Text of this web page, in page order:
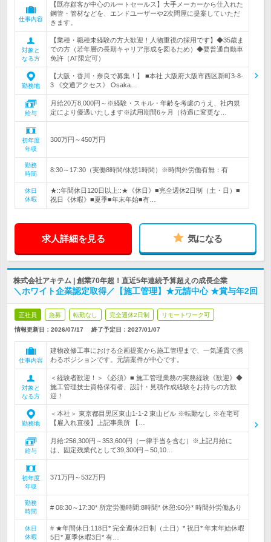
仕事内容
【既存顧客が中心のルートセールス】大手メーカーから仕入れた
鋼管・管材などを、エンドユーザーや2次問屋に提案していただ
きます。
対象と
なる方
【業種・職種未経験の方大歓迎！人物重視の採用です】◆35歳ま
での方（若年層の長期キャリア形成を図るため）◆要普通自動車
免許（AT限定可）
勤務地
【大阪・香川・奈良で募集！】 ■本社 大阪府大阪市西区新町3-8-
3 《交通アクセス》 Osaka…
給与
月給20万8,000円～※経験・スキル・年齢を考慮のうえ、社内規
定により優遇いたします※試用期間6ヶ月（待遇に変更な…
初年度
年収
300万円～450万円
勤務
時間
8:30～17:30（実働8時間/休憩1時間）※時間外労働有無：有
休日
休暇
★::年間休日120日以上::★《休日》■完全週休2日制（土・日）■
祝日《休暇》■夏季■年末年始■有…
求人詳細を見る 気になる
株式会社アキテム | 創業70年超！直近5年連続予算超えの成長企業
＼ホワイト企業認定取得／【施工管理】★元請中心 ★賞与年2回
正社員 急募 転勤なし 完全週休2日制 リモートワーク可
情報更新日：2026/07/17 終了予定日： 2027/01/07
仕事内容
建物改修工事における企画提案から施工管理まで、一気通貫で携
わるポジションです。元請案件が中心です。
対象と
なる方
＜経験者歓迎！＞《必須》■ 施工管理業務の実務経験《歓迎》◆
施工管理技士資格保有者、設計・見積作成経験をお持ちの方歓
迎！
勤務地
＜本社＞ 東京都目黒区東山1-1-2 東山ビル ※転勤なし ※在宅可
【雇入れ直後】上記事業所 【…
給与
月給:256,300円～353,600円（一律手当を含む）※上記月給に
は、固定残業代として39,300円～50,10…
初年度
年収
371万円～532万円
勤務
時間
# 08:30～17:30* 所定労働時間:8時間* 休憩:60分* 時間外労働あり
休日
休暇
# ★年間休日:118日* 完全週休2日制（土日）* 祝日* 年末年始休暇
5日* 夏季休暇3日* 有…